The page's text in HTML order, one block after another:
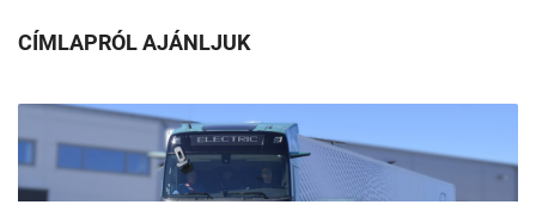
CÍMLAPRÓL AJÁNLJUK